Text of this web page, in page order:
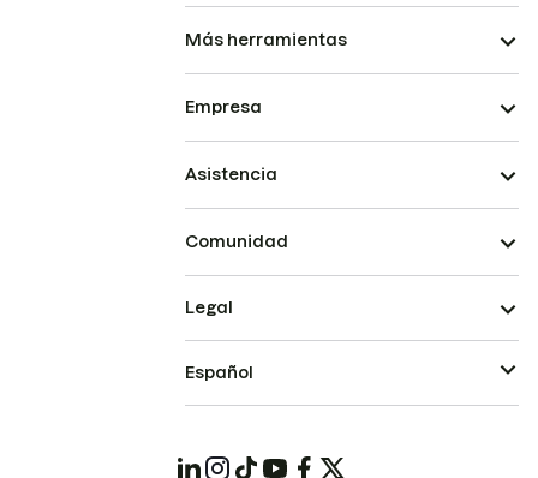
Más herramientas
Empresa
Asistencia
Comunidad
Legal
Español